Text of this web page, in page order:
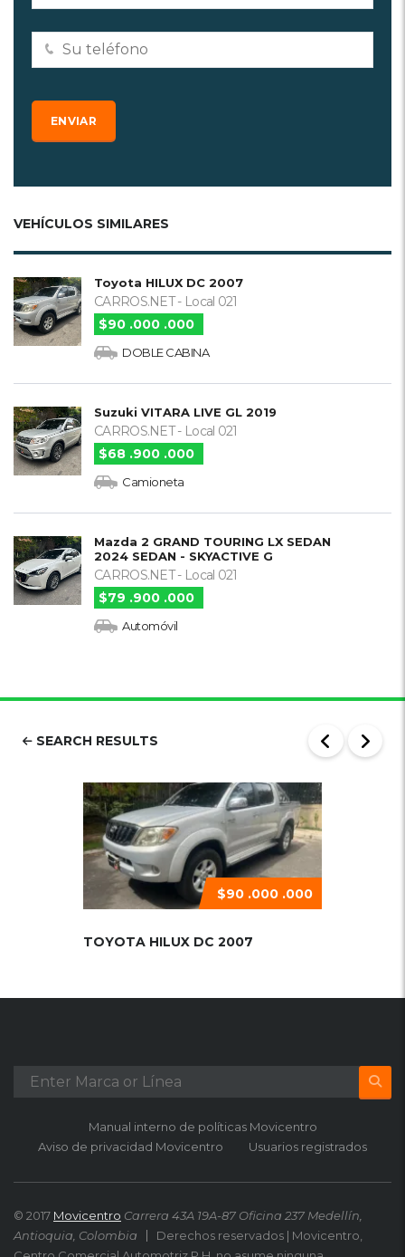
VEHÍCULOS SIMILARES
Toyota HILUX DC 2007
CARROS.NET - Local 021
$90 .000 .000
DOBLE CABINA
Suzuki VITARA LIVE GL 2019
CARROS.NET - Local 021
$68 .900 .000
Camioneta
Mazda 2 GRAND TOURING LX SEDAN
2024 SEDAN - SKYACTIVE G
CARROS.NET - Local 021
$79 .900 .000
Automóvil
SEARCH RESULTS
$90 .000 .000
TOYOTA HILUX DC 2007
Manual interno de políticas Movicentro
Aviso de privacidad Movicentro
Usuarios registrados
© 2017 Movicentro Carrera 43A 19A-87 Oficina 237 Medellín,
Antioquia, Colombia
Derechos reservados | Movicentro,